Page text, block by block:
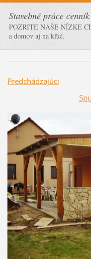
Stavebné práce cenník
POZRITE NAŠE NÍZKE
a domov aj na kľúč.
Predchádzajúci